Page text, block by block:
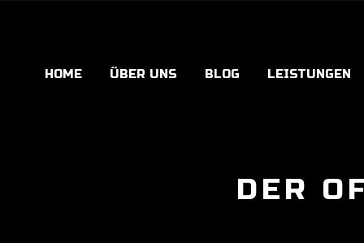
HOME ÜBER UNS BLOG LEISTUNGEN
DER